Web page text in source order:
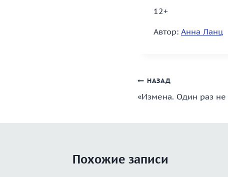
12+
Автор: Анна Ланц
Навигация
по
НАЗАД
«Измена. Один раз не
Похожие записи